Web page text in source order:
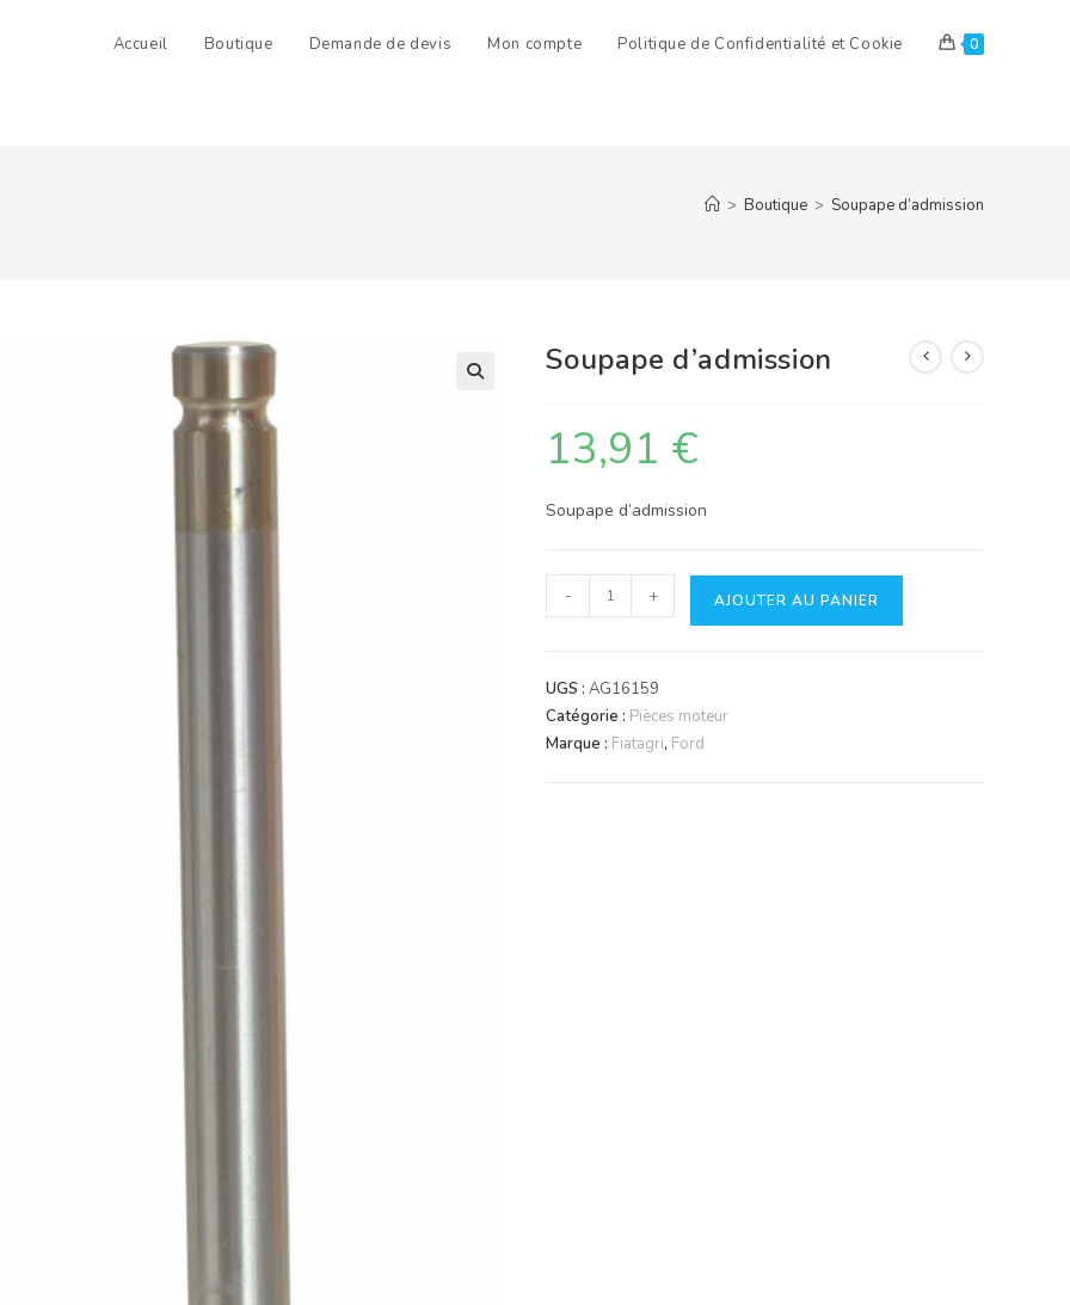
Accueil Boutique Demande de devis Mon compte Politique de Confidentialité et Cookie 0
> Boutique > Soupape d’admission
Soupape d’admission
13,91 €
Soupape d’admission
quantité
de
d'admission
- + AJOUTER AU PANIER
UGS :AG16159
Catégorie : Pièces moteur
Marque : Fiatagri, Ford